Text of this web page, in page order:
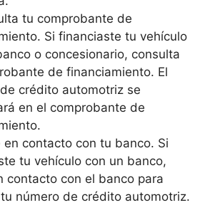
tu comprobante de
Si financiaste tu vehículo
o concesionario, consulta
de financiamiento. El
crédito automotriz se
en el comprobante de
en contacto con tu banco. Si
tu vehículo con un banco,
contacto con el banco para
número de crédito automotriz.